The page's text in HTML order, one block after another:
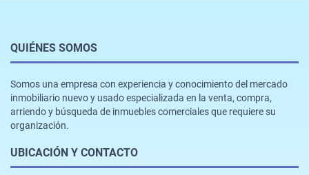
QUIÉNES SOMOS
Somos una empresa con experiencia y conocimiento del mercado
inmobiliario nuevo y usado especializada en la venta, compra,
arriendo y búsqueda de inmuebles comerciales que requiere su
organización.
UBICACIÓN Y CONTACTO